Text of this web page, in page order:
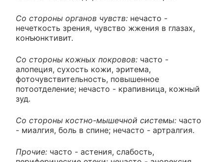
Со стороны органов чувств: нечасто -
нечеткость зрения, чувство жжения в глазах,
конъюнктивит.
Со стороны кожных покровов: часто -
алопеция, сухость кожи, эритема,
фоточувствительность, повышенное
потоотделение; нечасто - крапивница, кожный
зуд.
Со стороны костно-мышечной системы: часто
- миалгия, боль в спине; нечасто - артралгия.
Прочие: часто - астения, слабость,